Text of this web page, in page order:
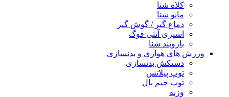
کلاه شنا
مایو شنا
دماغ گیر / گوش گیر
اسپری آنتی فوگ
بازوبند شنا
ورزش های هوازی و بدنسازی
دستکش بدنسازی
توپ پیلاتس
توپ جیم بال
وزنه